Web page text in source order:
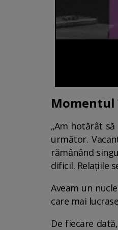
Momentul
„Am hotărât
următor.
rămânând
dificil. Relațiile
Aveam un
care mai
De fiecare